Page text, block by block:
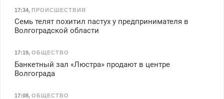
17:34, ПРОИСШЕСТВИЯ
Семь телят похитил пастух у предпринимателя в
Волгоградской области
17:19, ОБЩЕСТВО
Банкетный зал «Люстра» продают в центре
Волгограда
17:08, ОБЩЕСТВО